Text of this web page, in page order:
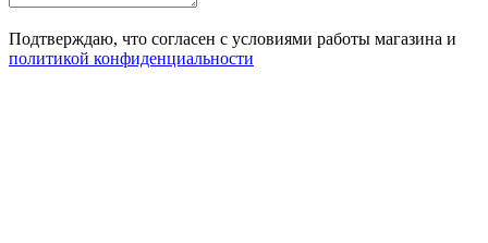
Подтверждаю, что согласен с условиями работы магазина и
политикой конфиденциальности